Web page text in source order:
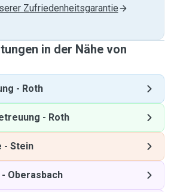
Zufriedenheitsgarantie
in der Nähe von
- Roth
- Roth
- Stein
- Oberasbach